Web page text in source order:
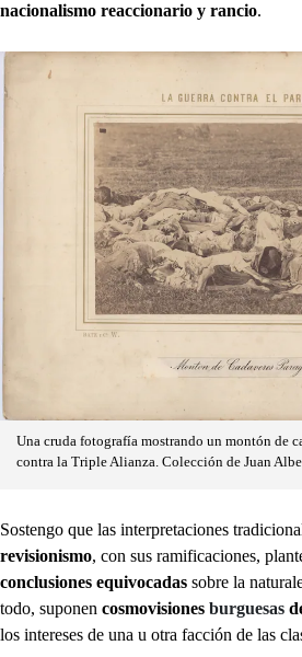
nacionalismo reaccionario y rancio.
Una cruda fotografía mostrando un montón de
contra la Triple Alianza. Colección de Juan
Sostengo que las interpretaciones
revisionismo, con sus ramificaciones,
conclusiones equivocadas sobre la
todo, suponen cosmovisiones burguesas
los intereses de una u otra facción de las